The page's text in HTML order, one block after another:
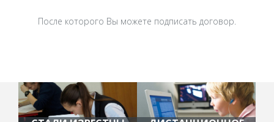
После которого Вы можете подписать договор.